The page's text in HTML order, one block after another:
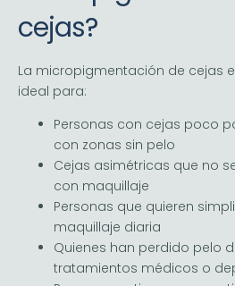
cejas?
La micropigmentación de cejas en
ideal para:
Personas con cejas poco
con zonas sin pelo
Cejas asimétricas que no
con maquillaje
Personas que quieren
maquillaje diaria
Quienes han perdido pelo
tratamientos médicos o